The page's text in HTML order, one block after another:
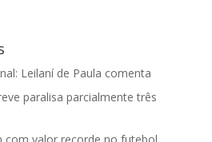
Leilaní de Paula comenta
paralisa parcialmente três